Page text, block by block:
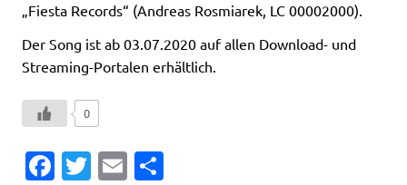
„Fiesta Records“ (Andreas Rosmiarek, LC 00002000).
Der Song ist ab 03.07.2020 auf allen Download- und
Streaming-Portalen erhältlich.
0
Fa T
E